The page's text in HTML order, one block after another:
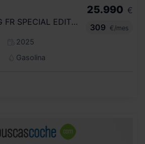
1.5 TSI 110KW DSG FR SPECIAL EDITION
2025
Gasolina
25.990 €
309
€/mes